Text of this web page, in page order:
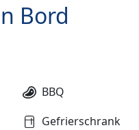
Bord
BBQ
Gefrierschrank